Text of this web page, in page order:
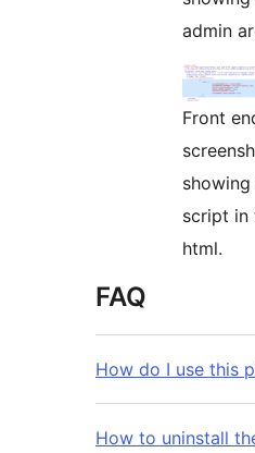
admin
Front
script in
html.
FAQ
How do I use this
How to uninstall